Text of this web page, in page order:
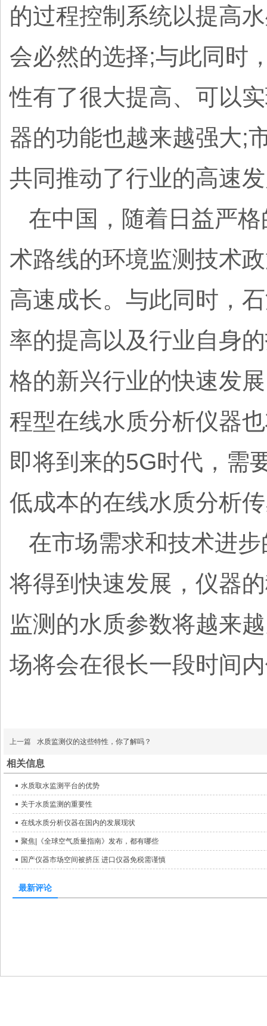
的过程控制系统以提高
会必然的选择;与此同时
性有了很大提高、可以
器的功能也越来越强大;
共同推动了行业的高速
在中国，随着日益严
术路线的环境监测技术
高速成长。与此同时，
率的提高以及行业自身
格的新兴行业的快速发
程型在线水质分析仪器
即将到来的5G时代，需
低成本的在线水质分析
在市场需求和技术进
将得到快速发展，仪器
监测的水质参数将越来
场将会在很长一段时间
上一篇 水质监测仪的这些特性，你了解吗？
相关信息
水质取水监测平台的优势
关于水质监测的重要性
在线水质分析仪器在国内的发展现状
聚焦|《全球空气质量指南》发布，都有哪些
国产仪器市场空间被挤压 进口仪器免税需谨慎
最新评论